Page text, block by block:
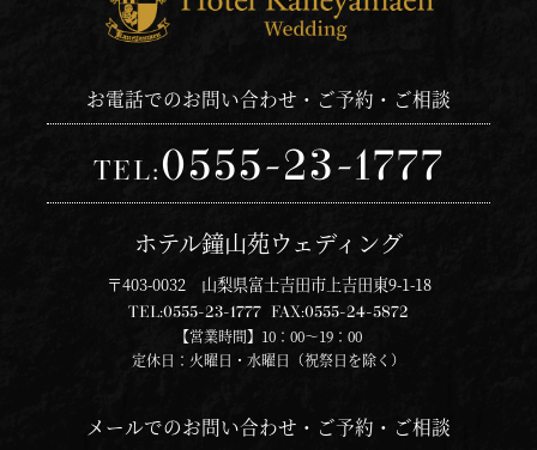
お電話でのお問い合わせ・ご予約・ご相談
TEL:0555-23-1777
ホテル鐘山苑ウェディング
〒403-0032 山梨県富士吉田市上吉田東9-1-18
TEL:0555-23-1777 FAX:0555-24-5872
【営業時間】10：00～19：00
定休日：火曜日・水曜日（祝祭日を除く）
メールでのお問い合わせ・ご予約・ご相談